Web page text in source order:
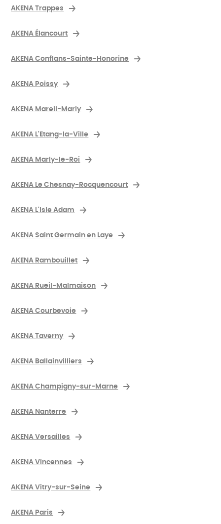
AKENA Trappes
AKENA Élancourt
AKENA Conflans-Sainte-Honorine
AKENA Poissy
AKENA Mareil-Marly
AKENA L'Etang-la-Ville
AKENA Marly-le-Roi
AKENA Le Chesnay-Rocquencourt
AKENA L'Isle Adam
AKENA Saint Germain en Laye
AKENA Rambouillet
AKENA Rueil-Malmaison
AKENA Courbevoie
AKENA Taverny
AKENA Ballainvilliers
AKENA Champigny-sur-Marne
AKENA Nanterre
AKENA Versailles
AKENA Vincennes
AKENA Vitry-sur-Seine
AKENA Paris